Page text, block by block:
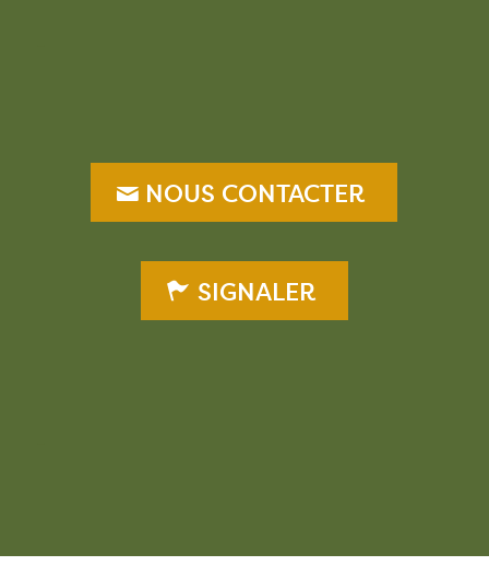
NOUS CONTACTER
SIGNALER